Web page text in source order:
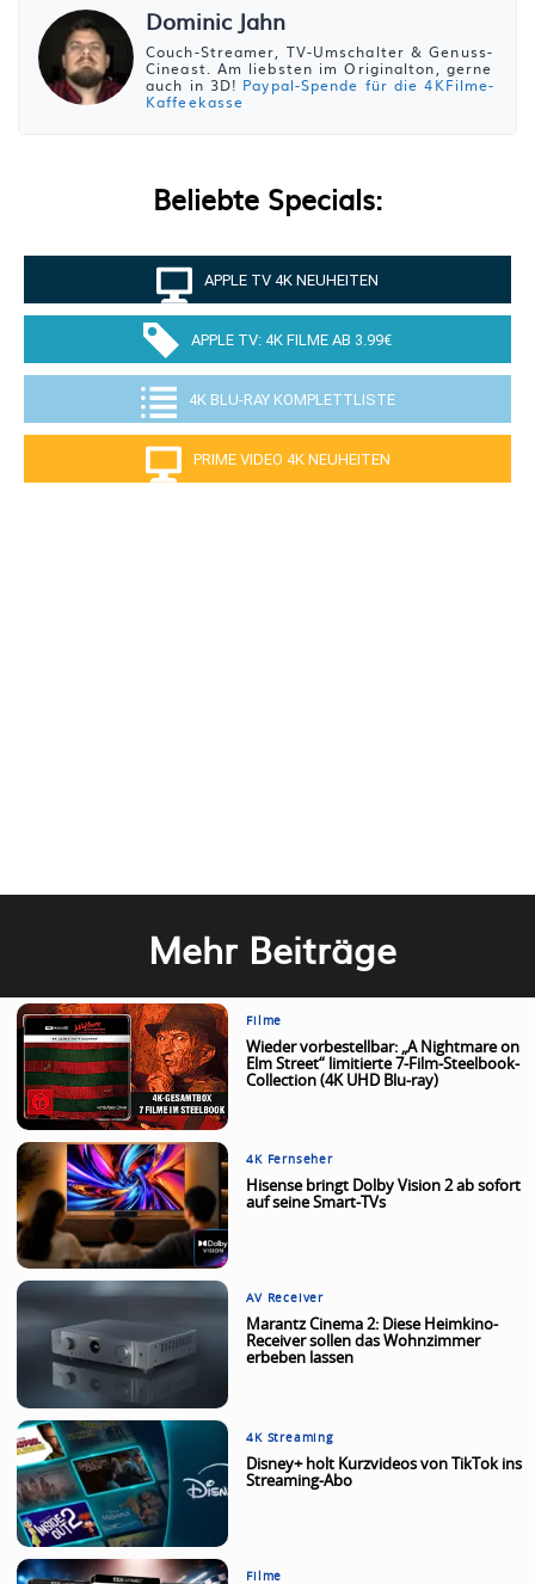
Dominic Jahn
Couch-Streamer, TV-Umschalter & Genuss-
Cineast. Am liebsten im Originalton, gerne
auch in 3D! Paypal-Spende für die 4KFilme-
Kaffeekasse
Beliebte Specials:
APPLE TV 4K NEUHEITEN
APPLE TV: 4K FILME AB 3.99€
4K BLU-RAY KOMPLETTLISTE
PRIME VIDEO 4K NEUHEITEN
Mehr Beiträge
Filme
Wieder vorbestellbar: „A Nightmare on
Elm Street“ limitierte 7-Film-Steelbook-
Collection (4K UHD Blu-ray)
4K Fernseher
Hisense bringt Dolby Vision 2 ab sofort
auf seine Smart-TVs
AV Receiver
Marantz Cinema 2: Diese Heimkino-
Receiver sollen das Wohnzimmer
erbeben lassen
4K Streaming
Disney+ holt Kurzvideos von TikTok ins
Streaming-Abo
Filme